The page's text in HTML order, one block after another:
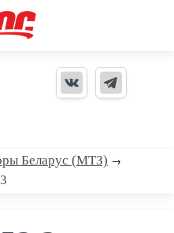
Беларус (МТЗ) →